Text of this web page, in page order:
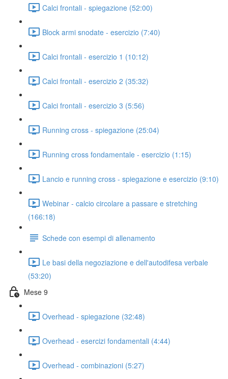
Calci frontali - spiegazione (52:00)
Block armi snodate - esercizio (7:40)
Calci frontali - esercizio 1 (10:12)
Calci frontali - esercizio 2 (35:32)
Calci frontali - esercizio 3 (5:56)
Running cross - spiegazione (25:04)
Running cross fondamentale - esercizio (1:15)
Lancio e running cross - spiegazione e esercizio (9:10)
Webinar - calcio circolare a passare e stretching
(166:18)
Schede con esempi di allenamento
Le basi della negoziazione e dell'autodifesa verbale
(53:20)
Mese 9
Overhead - spiegazione (32:48)
Overhead - esercizi fondamentali (4:44)
Overhead - combinazioni (5:27)